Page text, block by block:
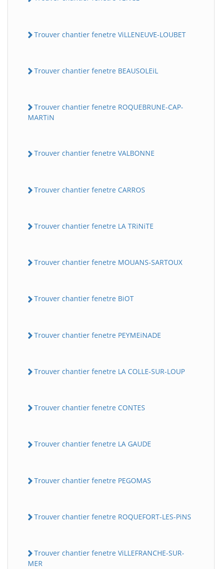
Trouver chantier fenetre ViLLENEUVE-LOUBET
Trouver chantier fenetre BEAUSOLEiL
Trouver chantier fenetre ROQUEBRUNE-CAP-
MARTiN
Trouver chantier fenetre VALBONNE
Trouver chantier fenetre CARROS
Trouver chantier fenetre LA TRiNiTE
Trouver chantier fenetre MOUANS-SARTOUX
Trouver chantier fenetre BiOT
Trouver chantier fenetre PEYMEiNADE
Trouver chantier fenetre LA COLLE-SUR-LOUP
Trouver chantier fenetre CONTES
Trouver chantier fenetre LA GAUDE
Trouver chantier fenetre PEGOMAS
Trouver chantier fenetre ROQUEFORT-LES-PiNS
Trouver chantier fenetre ViLLEFRANCHE-SUR-
MER